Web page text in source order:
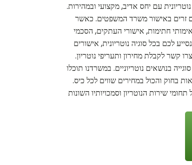
עם יחס אדיב, מקצועי ובמהירות.
זרים באישור משרד המשפטים. כאשר
אימותי חתימות, אישורי העתקים, הסכמי
לכם בכל סוגיה נוטריונית, אישורים
קשר לקבלת מחירון ותעריפי נוטריון.
בנושאים נוטריוניים. במשרדנו תוכלו
בחוק והכול במחירים שווים לכל כיס.
שירות הנוטריון וסמכויותיו השונות